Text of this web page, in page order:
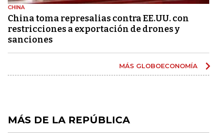
CHINA
China toma represalias contra EE.UU. con
restricciones a exportación de drones y
sanciones
MÁS GLOBOECONOMÍA
MÁS DE LA REPÚBLICA